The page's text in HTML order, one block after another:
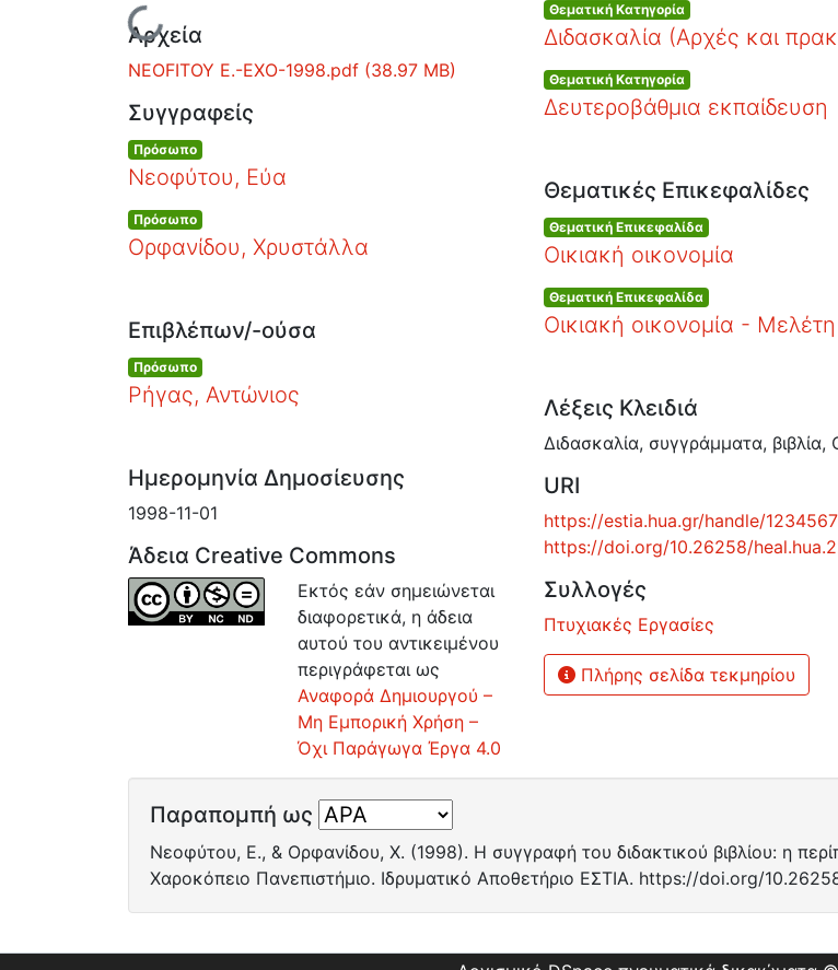
Φόρτωση...
Αρχεία
NEOFITOY E.-EXO-1998.pdf (38.97 MB)
Συγγραφείς
Πρόσωπο
Νεοφύτου, Εύα
Πρόσωπο
Ορφανίδου, Χρυστάλλα
Επιβλέπων/-ούσα
Πρόσωπο
Ρήγας, Αντώνιος
Ημερομηνία Δημοσίευσης
1998-11-01
Άδεια Creative Commons
Εκτός εάν σημειώνεται
διαφορετικά, η άδεια
αυτού του αντικειμένου
περιγράφεται ως
Αναφορά Δημιουργού –
Μη Εμπορική Χρήση –
Όχι Παράγωγα Έργα 4.0
Θεματική Κατηγορία
Διδασκαλία (Αρχές και
Θεματική Κατηγορία
Δευτεροβάθμια εκπαίδευση
Θεματικές Επικεφαλίδες
Θεματική Επικεφαλίδα
Οικιακή οικονομία
Θεματική Επικεφαλίδα
Οικιακή οικονομία -
Λέξεις Κλειδιά
Διδασκαλία, συγγράμματα, βιβλία,
URI
https://estia.hua.gr/handle/
https://doi.org/10.26258/
Συλλογές
Πτυχιακές Εργασίες
Πλήρης σελίδα τεκμηρίου
Παραπομπή ως
Νεοφύτου, Ε., & Ορφανίδου, Χ. (1998). Η συγγραφή του διδακτικού βιβλίου: η
Χαροκόπειο Πανεπιστήμιο. Ιδρυματικό Αποθετήριο ΕΣΤΙΑ. https://doi.org/